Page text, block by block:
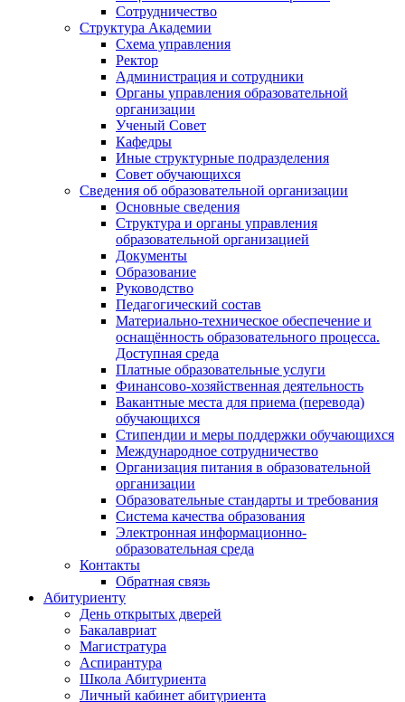
Сотрудничество
Структура Академии
Схема управления
Ректор
Администрация и сотрудники
Органы управления образовательной
организации
Ученый Совет
Кафедры
Иные структурные подразделения
Совет обучающихся
Сведения об образовательной организации
Основные сведения
Структура и органы управления
образовательной организацией
Документы
Образование
Руководство
Педагогический состав
Материально-техническое обеспечение и
оснащённость образовательного процесса.
Доступная среда
Платные образовательные услуги
Финансово-хозяйственная деятельность
Вакантные места для приема (перевода)
обучающихся
Стипендии и меры поддержки обучающихся
Международное сотрудничество
Организация питания в образовательной
организации
Образовательные стандарты и требования
Система качества образования
Электронная информационно-
образовательная среда
Контакты
Обратная связь
Абитуриенту
День открытых дверей
Бакалавриат
Магистратура
Аспирантура
Школа Абитуриента
Личный кабинет абитуриента